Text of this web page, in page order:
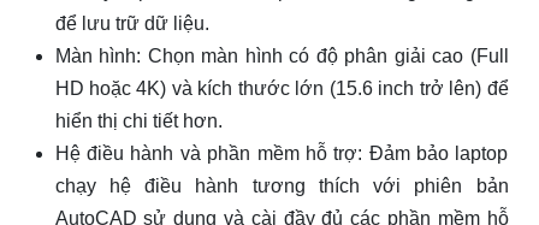
để lưu trữ dữ liệu.
Màn hình: Chọn màn hình có độ phân giải cao (Full
HD hoặc 4K) và kích thước lớn (15.6 inch trở lên) để
hiển thị chi tiết hơn.
Hệ điều hành và phần mềm hỗ trợ: Đảm bảo laptop
chạy hệ điều hành tương thích với phiên bản
AutoCAD sử dụng và cài đầy đủ các phần mềm hỗ